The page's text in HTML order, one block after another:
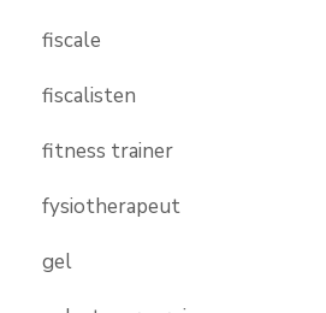
fiscale
fiscalisten
fitness trainer
fysiotherapeut
gel